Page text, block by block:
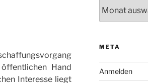
Hand
Interesse liegt
META
Anmelden